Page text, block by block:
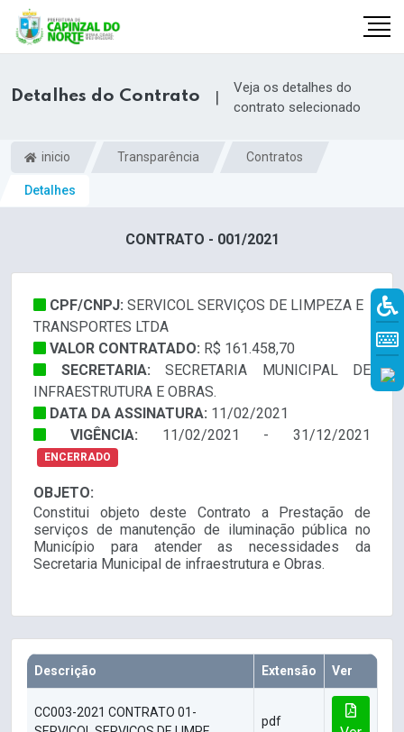
Detalhes do Contrato |
Veja os detalhes do
contrato selecionado
inicio Transparência Contratos
Detalhes
CONTRATO - 001/2021
CPF/CNPJ: SERVICOL SERVIÇOS DE LIMPEZA E
TRANSPORTES LTDA
VALOR CONTRATADO: R$ 161.458,70
SECRETARIA: SECRETARIA MUNICIPAL DE
INFRAESTRUTURA E OBRAS.
DATA DA ASSINATURA: 11/02/2021
VIGÊNCIA: 11/02/2021 - 31/12/2021
ENCERRADO
OBJETO:
Constitui objeto deste Contrato a Prestação de
serviços de manutenção de iluminação pública no
Município para atender as necessidades da
Secretaria Municipal de infraestrutura e Obras.
Descrição Extensão Ver
CC003-2021 CONTRATO 01-
pdf